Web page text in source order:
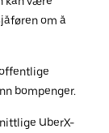
om å
bompenger.
UberX-